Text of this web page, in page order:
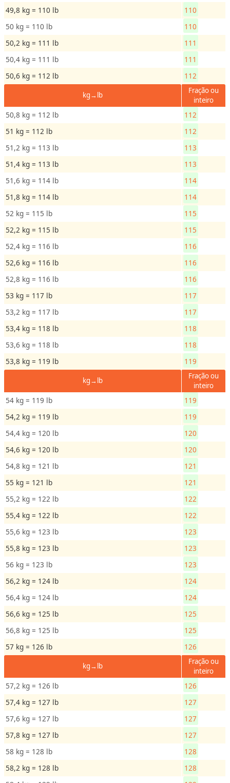
n
t
o
r
a
V
e
c
a
d
e
T
m
p
e
a
t
u
a
49,8 kg = 110 lb
110
50 kg = 110 lb
110
50,2 kg = 111 lb
111
50,4 kg = 111 lb
111
50,6 kg = 112 lb
112
kg→lb
Fração ou
inteiro
50,8 kg = 112 lb
112
51 kg = 112 lb
112
51,2 kg = 113 lb
113
51,4 kg = 113 lb
113
51,6 kg = 114 lb
114
51,8 kg = 114 lb
114
52 kg = 115 lb
115
52,2 kg = 115 lb
115
52,4 kg = 116 lb
116
52,6 kg = 116 lb
116
52,8 kg = 116 lb
116
53 kg = 117 lb
117
53,2 kg = 117 lb
117
53,4 kg = 118 lb
118
53,6 kg = 118 lb
118
53,8 kg = 119 lb
119
kg→lb
Fração ou
inteiro
54 kg = 119 lb
119
54,2 kg = 119 lb
119
54,4 kg = 120 lb
120
54,6 kg = 120 lb
120
54,8 kg = 121 lb
121
55 kg = 121 lb
121
55,2 kg = 122 lb
122
55,4 kg = 122 lb
122
55,6 kg = 123 lb
123
55,8 kg = 123 lb
123
56 kg = 123 lb
123
56,2 kg = 124 lb
124
56,4 kg = 124 lb
124
56,6 kg = 125 lb
125
56,8 kg = 125 lb
125
57 kg = 126 lb
126
kg→lb
Fração ou
inteiro
57,2 kg = 126 lb
126
57,4 kg = 127 lb
127
57,6 kg = 127 lb
127
57,8 kg = 127 lb
127
58 kg = 128 lb
128
58,2 kg = 128 lb
128